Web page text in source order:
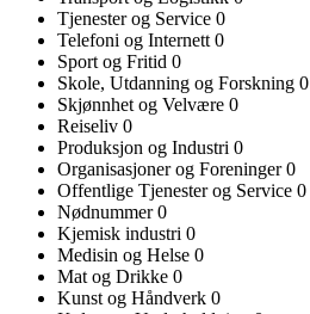
Tjenester og Service 0
Telefoni og Internett 0
Sport og Fritid 0
Skole, Utdanning og Forskning 0
Skjønnhet og Velvære 0
Reiseliv 0
Produksjon og Industri 0
Organisasjoner og Foreninger0
Offentlige Tjenester og Service 0
Nødnummer0
Kjemisk industri 0
Medisin og Helse 0
Mat og Drikke 0
Kunst og Håndverk 0